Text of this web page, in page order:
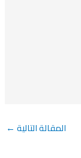
المقالة التالية←